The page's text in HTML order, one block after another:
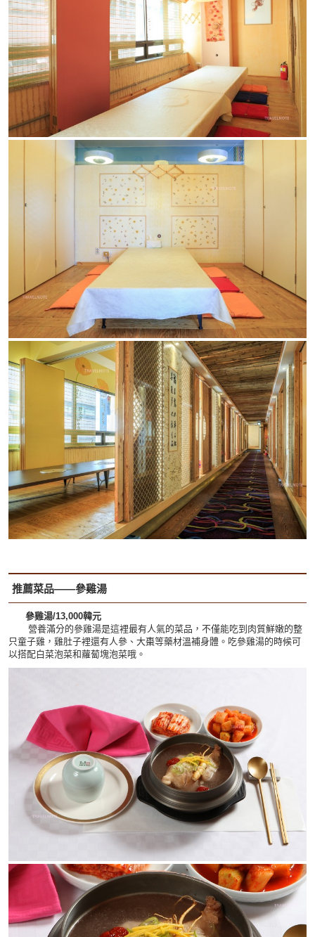
推薦菜品——參雞湯
參雞湯/13,000韓元
營養滿分的參雞湯是這裡最有人氣的菜品，不僅能吃到肉質鮮嫩的整
只童子雞，雞肚子裡還有人參、大棗等藥材溫補身體。吃參雞湯的時候可
以搭配白菜泡菜和蘿蔔塊泡菜哦。